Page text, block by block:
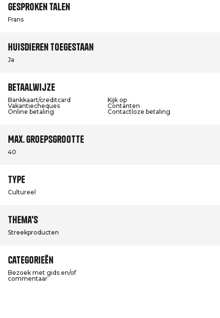
Gesproken talen
Frans
Huisdieren toegestaan
Ja
Betaalwijze
Bankkaart/creditcard
Kijk op
Vakantiecheques
Contanten
Online betaling
Contactloze betaling
Max. groepsgrootte
40
Type
Cultureel
Thema's
Streekproducten
Categorieën
Bezoek met gids en/of
commentaar